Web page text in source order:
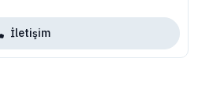
İletişim